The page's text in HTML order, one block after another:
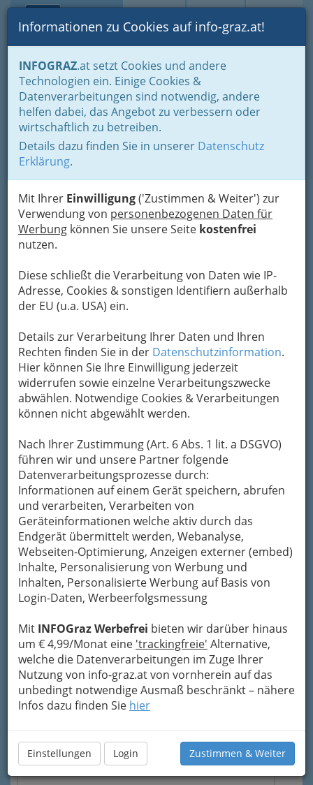
Suche Login Toggle
Informationen zu Cookies auf info-graz.at!
INFOGRAZ.at setzt Cookies und andere
Technologien ein. Einige Cookies &
Datenverarbeitungen sind notwendig, andere
helfen dabei, das Angebot zu verbessern oder
wirtschaftlich zu betreiben.
Details dazu finden Sie in unserer Datenschutz
Erklärung.
Mit Ihrer Einwilligung('Zustimmen & Weiter') zur
Verwendung von personenbezogenen Daten für
Werbung können Sie unsere Seite kostenfrei
nutzen.
Diese schließt die Verarbeitung von Daten wie IP-
Adresse, Cookies & sonstigen Identifiern außerhalb
der EU (u.a. USA) ein.
Details zur Verarbeitung Ihrer Daten und Ihren
Rechten finden Sie in der Datenschutzinformation.
Hier können Sie Ihre Einwilligung jederzeit
widerrufen sowie einzelne Verarbeitungszwecke
abwählen. Notwendige Cookies & Verarbeitungen
können nicht abgewählt werden.
Nach Ihrer Zustimmung (Art. 6 Abs. 1 lit. a DSGVO)
führen wir und unsere Partner folgende
Datenverarbeitungsprozesse durch:
Informationen auf einem Gerät speichern, abrufen
und verarbeiten, Verarbeiten von
Geräteinformationen welche aktiv durch das
Endgerät übermittelt werden, Webanalyse,
Webseiten-Optimierung, Anzeigen externer (embed)
Inhalte, Personalisierung von Werbung und
Inhalten, Personalisierte Werbung auf Basis von
Login-Daten, Werbeerfolgsmessung
Mit INFOGraz Werbefrei bieten wir darüber hinaus
um € 4,99/Monat eine 'trackingfreie' Alternative,
welche die Datenverarbeitungen im Zuge Ihrer
Nutzung von info-graz.at von vornherein auf das
unbedingt notwendige Ausmaß beschränkt – nähere
Infos dazu finden Sie hier
Einstellungen Login Zustimmen & Weiter
Home Branchen
Wiedners Wasserspiele -
Waldbacher Wasserspiele
Waldbach, 8253 Waldbach
+43 3336 4651
+43 664 552 23 92
Miniaturwelt und Alpengarten für alle, die noch
staunen können - Anlagen mit Wasserantrieb
Karte
Adresse mit Google Maps anschauen
Kontaktaufnahme
Um die Info-Graz Firmenvor Spam-Mails zu
bewahren, verwenden wir an dieser Stelle zur
Übermittlung Ihrer Nachricht ein sicheres
Formular. Ihre Nachricht wird nach dem
Absenden umgehend per Mail an das
Unternehmen Wiedners Wasserspiele -
Waldbacher Wasserspiele weitergeleitet.
Mein Name
Meine Email Adresse
Meine Nachricht